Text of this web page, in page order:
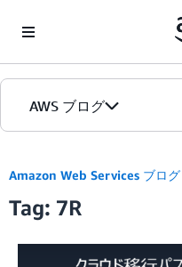
AWS ブログ
カテゴリ
エディション
Amazon Web Services ブログ
Tag: 7R